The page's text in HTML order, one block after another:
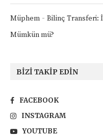
Müphem - Bilinç Transferi:
Mümkün mü?
BIZI TAKIP EDIN
FACEBOOK
INSTAGRAM
YOUTUBE